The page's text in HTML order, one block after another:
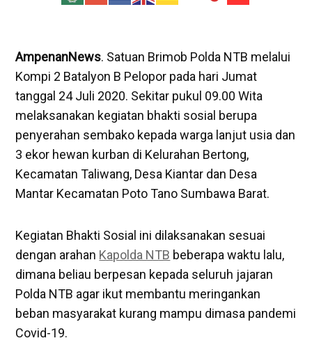
AmpenanNews. Satuan Brimob Polda NTB melalui
Kompi 2 Batalyon B Pelopor pada hari Jumat
tanggal 24 Juli 2020. Sekitar pukul 09.00 Wita
melaksanakan kegiatan bhakti sosial berupa
penyerahan sembako kepada warga lanjut usia dan
3 ekor hewan kurban di Kelurahan Bertong,
Kecamatan Taliwang, Desa Kiantar dan Desa
Mantar Kecamatan Poto Tano Sumbawa Barat.
Kegiatan Bhakti Sosial ini dilaksanakan sesuai
dengan arahan Kapolda NTB beberapa waktu lalu,
dimana beliau berpesan kepada seluruh jajaran
Polda NTB agar ikut membantu meringankan
beban masyarakat kurang mampu dimasa pandemi
Covid-19.